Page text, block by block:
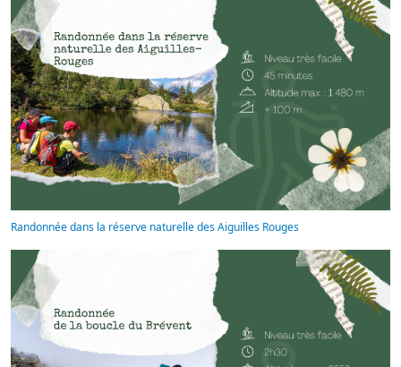
Randonnée dans la réserve naturelle des Aiguilles Rouges